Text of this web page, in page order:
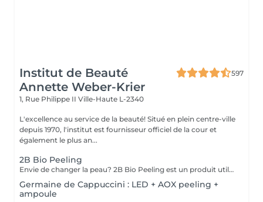
Institut de Beauté
Annette Weber-Krier
597
1, Rue Philippe II Ville-Haute L-2340
L'excellence au service de la beauté! Situé en plein centre-ville
depuis 1970, l'institut est fournisseur officiel de la cour et
également le plus an...
2B Bio Peeling
Envie de changer la peau? 2B Bio Peeling est un produit utilisé en micro-dermabrasion manuelle (sans utilisation d'appareillages). Cette méthode d'abrasion de la surface de l'épiderme vise à éliminer les cellules mortes qui forment la couche cornée. Contrairement à d'autres traitements-peelings qui ne travaillent qu'en surface, 2B Bio Peeling déclenche le processus d'exfoliation de l'intérieur. Votre peau est purifiée en profondeur, le métabolisme cellulaire est réactivé, les pores dilatés sont resserrés et la pigmentation est réduite. Un résultat éblouissant qui vous illumine immédiatement.
Germaine de Cappuccini : LED + AOX peeling +
ampoule